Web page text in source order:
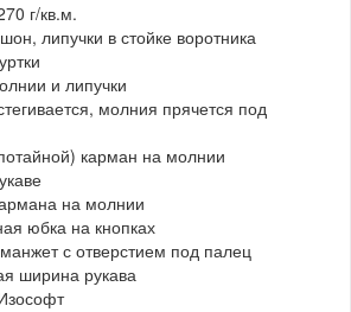
г/кв.м.
липучки в стойке воротника
и липучки
молния прячется под
карман на молнии
на молнии
юбка на кнопках
с отверстием под палец
ширина рукава